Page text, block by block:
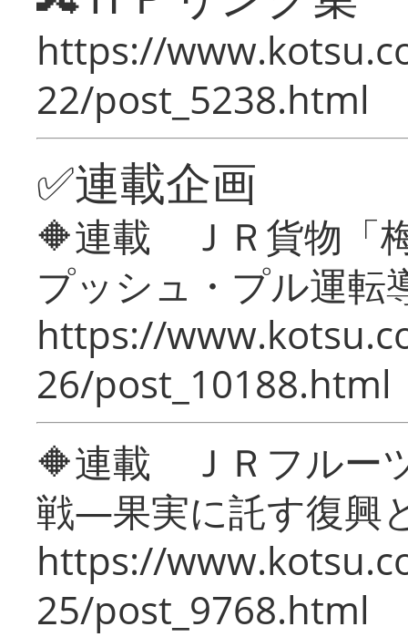
https://
22/post_5238.html
✅連載企画
🔶連載 ＪＲ貨物「
プッシュ・プル運転
https://
26/post_10188.html
🔶連載 ＪＲフルー
戦―果実に託す復興
https://
25/post_9768.html